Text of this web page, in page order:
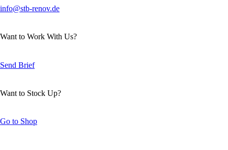
info@stb-renov.de
Want to Work With Us?
Send Brief
Want to Stock Up?
Go to Shop